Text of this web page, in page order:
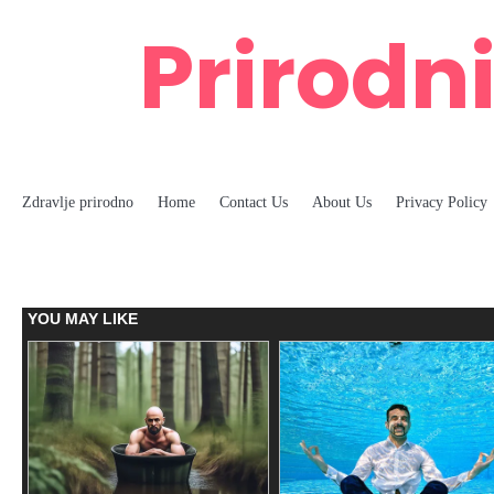
Zdravlje prirodno Home Contact Us About Us Privacy Policy